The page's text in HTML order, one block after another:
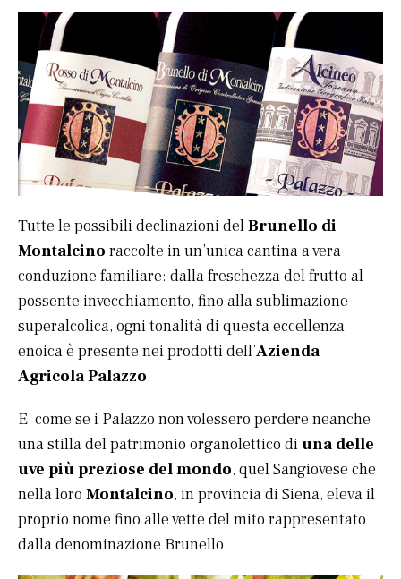
Tutte le possibili declinazioni delBrunello di
Montalcino raccolte in un’unica cantina a vera
conduzione familiare: dalla freschezza del frutto al
possente invecchiamento, fino alla sublimazione
superalcolica, ogni tonalità di questa eccellenza
enoica è presente nei prodotti dell’Azienda
Agricola Palazzo.
E’ come se i Palazzo non volessero perdere neanche
una stilla del patrimonio organolettico di una delle
uve più preziose del mondo, quel Sangiovese che
nella loro Montalcino, in provincia di Siena, eleva il
proprio nome fino alle vette del mito rappresentato
dalla denominazione Brunello.